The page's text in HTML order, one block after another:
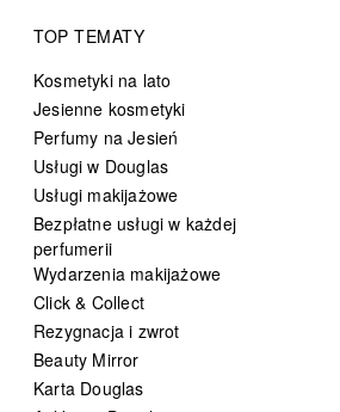
TOP TEMATY
Kosmetyki na lato
Jesienne kosmetyki
Perfumy na Jesień
Usługi w Douglas
Usługi makijażowe
Bezpłatne usługi w każdej
perfumerii
Wydarzenia makijażowe
Click & Collect
Rezygnacja i zwrot
Beauty Mirror
Karta Douglas